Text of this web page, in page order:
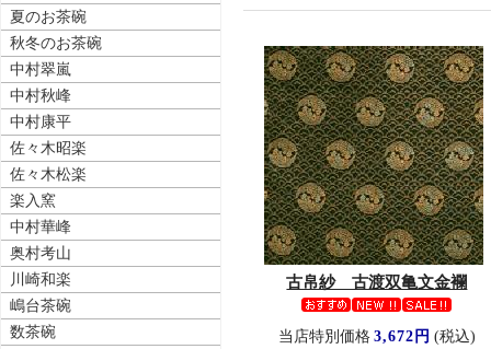
夏のお茶碗
秋冬のお茶碗
中村翠嵐
中村秋峰
中村康平
佐々木昭楽
佐々木松楽
楽入窯
中村華峰
奥村考山
川崎和楽
嶋台茶碗
数茶碗
古帛紗 古渡双亀文金襴
当店特別価格 3,672円 (税込)